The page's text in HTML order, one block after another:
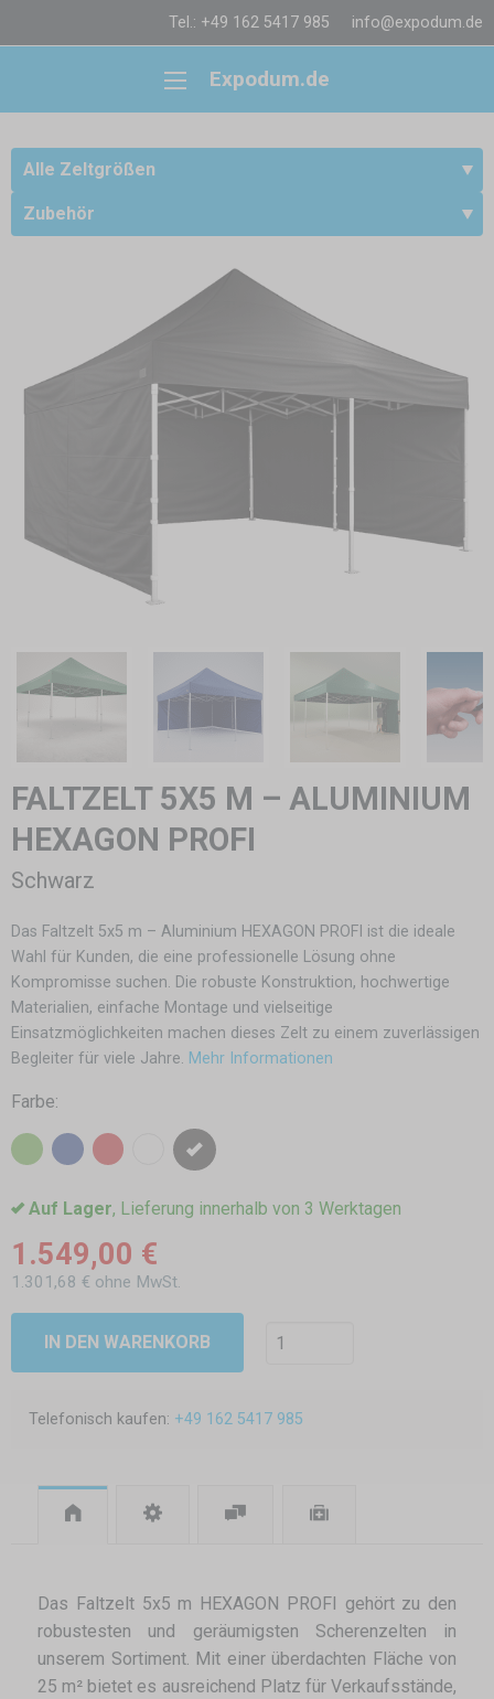
Tel.: +49 162 5417 985 info@expodum.de
Expodum.de
Alle Zeltgrößen
Zubehör
FALTZELT 5X5 M – ALUMINIUM
HEXAGON PROFI
Schwarz
Das Faltzelt 5x5 m – Aluminium HEXAGON PROFI ist die ideale
Wahl für Kunden, die eine professionelle Lösung ohne
Kompromisse suchen. Die robuste Konstruktion, hochwertige
Materialien, einfache Montage und vielseitige
Einsatzmöglichkeiten machen dieses Zelt zu einem zuverlässigen
Begleiter für viele Jahre. Mehr Informationen
Farbe:
Auf Lager, Lieferung innerhalb von 3 Werktagen
1.549,00 €
1.301,68 € ohne MwSt.
IN DEN WARENKORB
Telefonisch kaufen: +49 162 5417 985
Das Faltzelt 5x5 m HEXAGON PROFI gehört zu den
robustesten und geräumigsten Scherenzelten in
unserem Sortiment. Mit einer überdachten Fläche von
25 m² bietet es ausreichend Platz für Verkaufsstände,